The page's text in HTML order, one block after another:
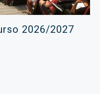
2026/2027